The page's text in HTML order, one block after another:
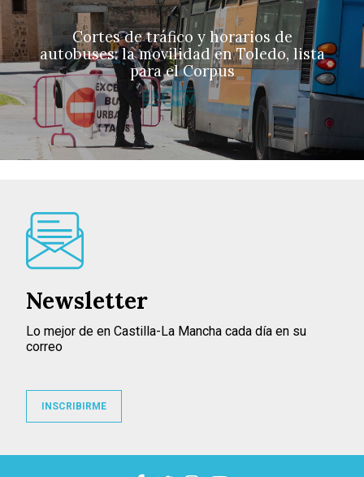
Cortes de tráfico y horarios de
autobuses: la movilidad en Toledo, lista
para el Corpus
Newsletter
Lo mejor de en Castilla-La Mancha cada día en su
correo
INSCRIBIRME